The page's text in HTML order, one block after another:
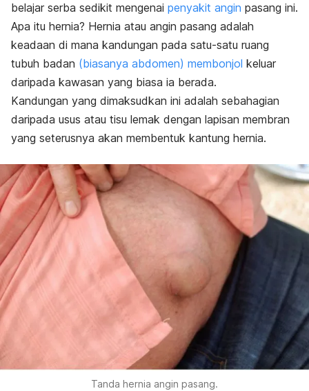
belajar serba sedikit mengenai penyakit angin pasang ini.
Apa itu hernia? Hernia atau angin pasang adalah
keadaan di mana kandungan pada satu-satu ruang
tubuh badan (biasanya abdomen) membonjol keluar
daripada kawasan yang biasa ia berada.
Kandungan yang dimaksudkan ini adalah sebahagian
daripada usus atau tisu lemak dengan lapisan membran
yang seterusnya akan membentuk kantung hernia.
Tanda hernia angin pasang.